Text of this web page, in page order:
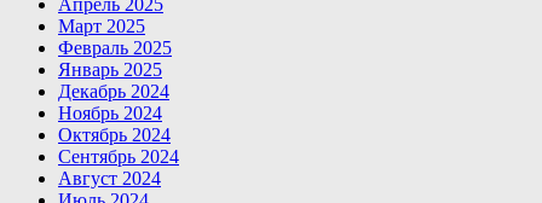
Апрель 2025
Март 2025
Февраль 2025
Январь 2025
Декабрь 2024
Ноябрь 2024
Октябрь 2024
Сентябрь 2024
Август 2024